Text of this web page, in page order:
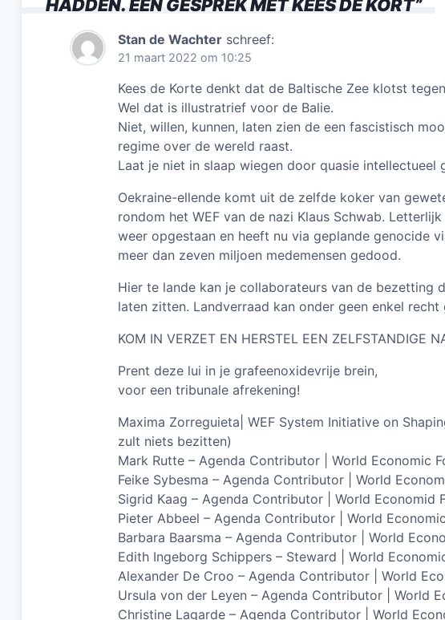
HADDEN. EEN GESPREK MET KEES DE KORT”
Stan de Wachter schreef:
21 maart 2022 om 10:25
Kees de Korte denkt dat de Baltische Zee klotst
Wel dat is illustratrief voor de Balie.
Niet, willen, kunnen, laten zien de een fascistisch
regime over de wereld raast.
Laat je niet in slaap wiegen door quasie intellectueel
Oekraine-ellende komt uit de zelfde koker van
rondom het WEF van de nazi Klaus Schwab.
weer opgestaan en heeft nu via geplande genocide
meer dan zeven miljoen medemensen gedood.
Hier te lande kan je collaborateurs van de bezetting
laten zitten. Landverraad kan onder geen enkel
KOM IN VERZET EN HERSTEL EEN ZELFSTANDIGE
Prent deze lui in je grafeenoxidevrije brein,
voor een tribunale afrekening!
Maxima Zorreguieta| WEF System Initiative on
zult niets bezitten)
Mark Rutte – Agenda Contributor | World Economic
Feike Sybesma – Agenda Contributor | World
Sigrid Kaag – Agenda Contributor | World Economid
Pieter Abbeel – Agenda Contributor | World
Barbara Baarsma – Agenda Contributor | World
Edith Ingeborg Schippers – Steward | World
Alexander De Croo – Agenda Contributor | World
Ursula von der Leyen – Agenda Contributor | World
Christine Lagarde – Agenda Contributor | World